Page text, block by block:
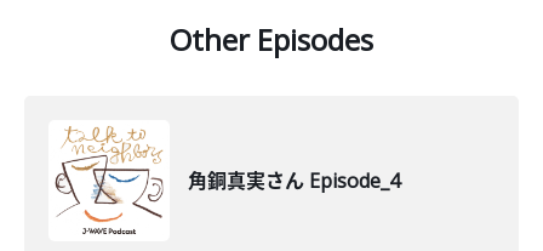
Other Episodes
角銅真実さん Episode_4